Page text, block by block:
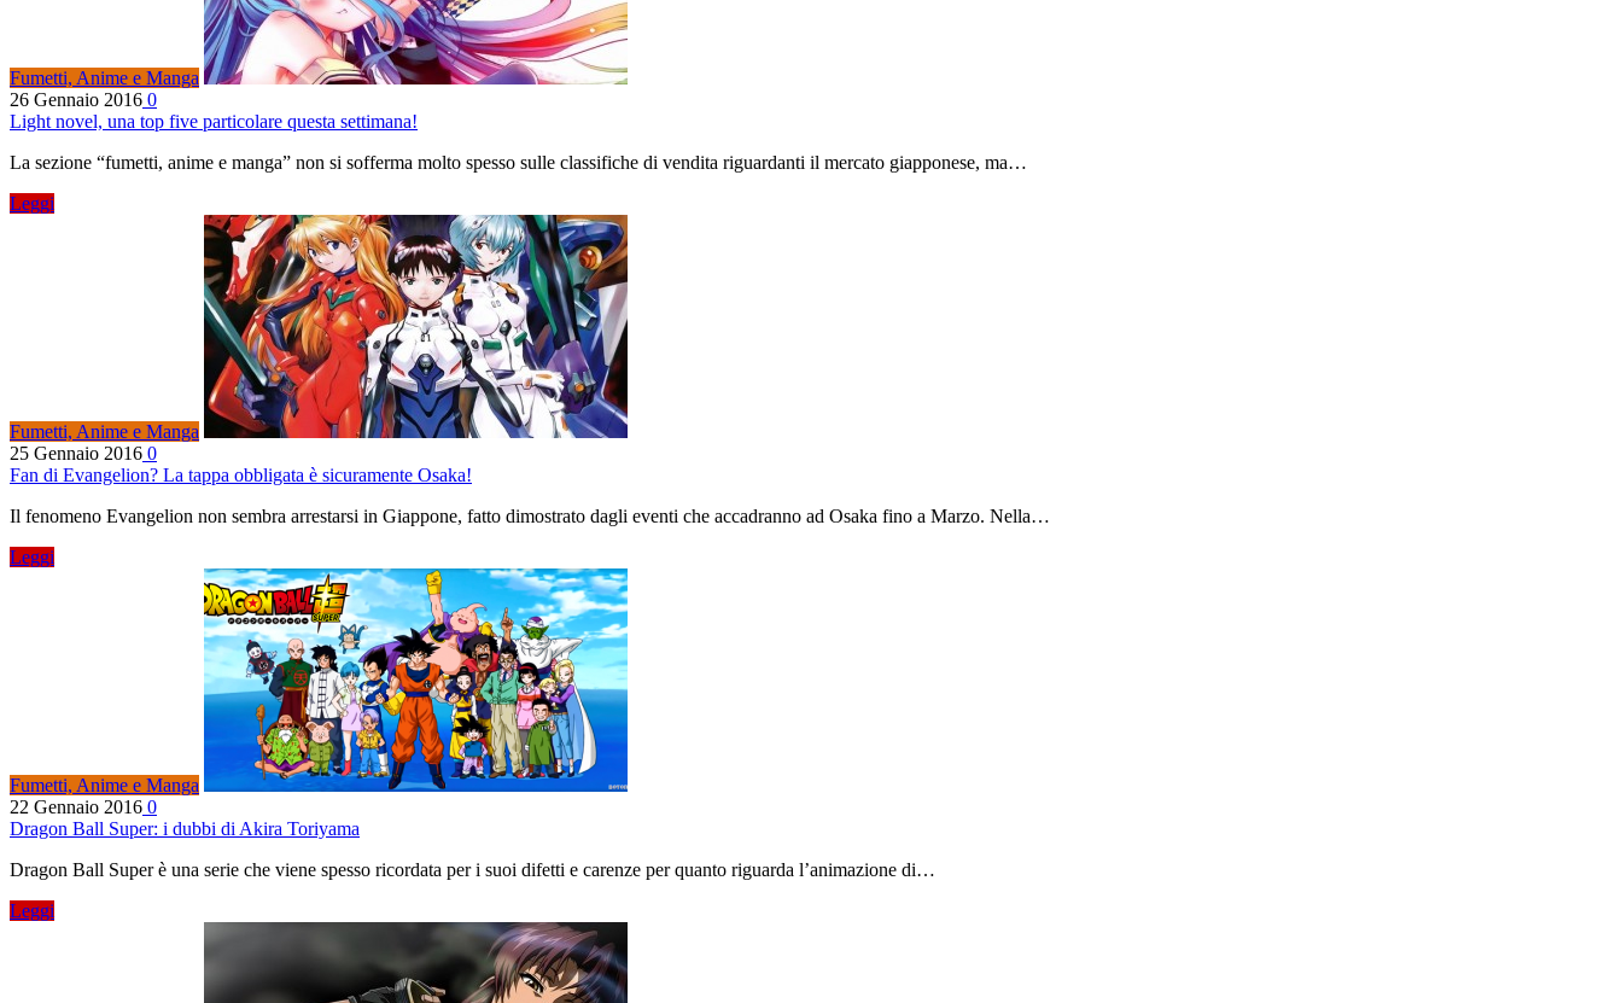
Fumetti, Anime e Manga
26 Gennaio 2016 0
Light novel, una top five particolare questa settimana!
La sezione “fumetti, anime e manga” non si sofferma molto spesso sulle classifiche di vendita riguardanti il mercato giapponese, ma…
Leggi
Fumetti, Anime e Manga
25 Gennaio 2016 0
Fan di Evangelion? La tappa obbligata è sicuramente Osaka!
Il fenomeno Evangelion non sembra arrestarsi in Giappone, fatto dimostrato dagli eventi che accadranno ad Osaka fino a Marzo. Nella…
Leggi
Fumetti, Anime e Manga
22 Gennaio 2016 0
Dragon Ball Super: i dubbi di Akira Toriyama
Dragon Ball Super è una serie che viene spesso ricordata per i suoi difetti e carenze per quanto riguarda l’animazione di…
Leggi